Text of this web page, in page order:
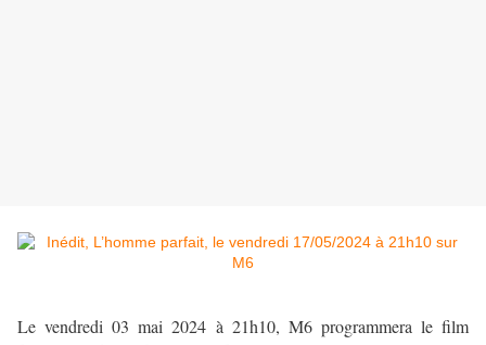
Le vendredi 03 mai 2024 à 21h10, M6 programmera le film